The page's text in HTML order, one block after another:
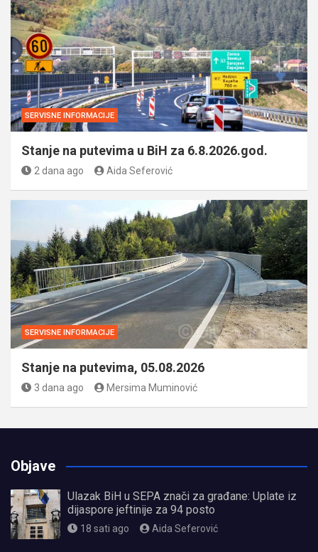
SERVISNE INFORMACIJE
Stanje na putevima u BiH za 6.8.2026.god.
2 dana ago Aida Seferović
SERVISNE INFORMACIJE
Stanje na putevima, 05.08.2026
3 dana ago Mersima Muminović
Objave
Ulazak BiH u SEPA znači za građane: Uplate iz
dijaspore jeftinije za 94 posto
18 sati ago Aida Seferović